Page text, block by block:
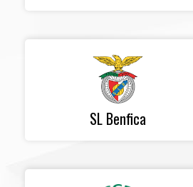
SL Benfica